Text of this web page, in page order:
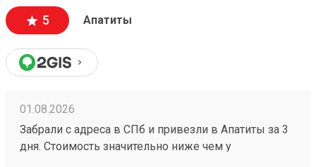
5 Апатиты
01.08.2026
Забрали с адреса в СПб и привезли в Апатиты за 3
дня. Стоимость значительно ниже чем у